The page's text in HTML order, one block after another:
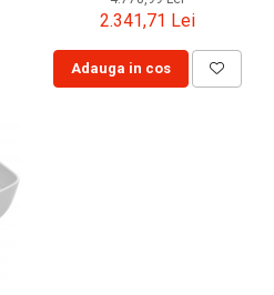
2.341,71 Lei
Adauga in cos